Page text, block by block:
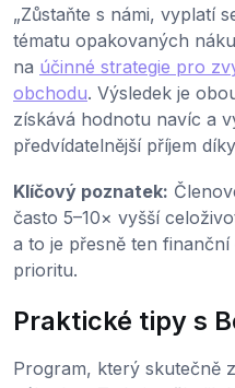
„Zůstaňte s námi, vyplatí
tématu opakovaných
na účinné strategie pro
obchodu. Výsledek je
získává hodnotu navíc a
předvídatelnější příjem
Klíčový poznatek:
často 5–10× vyšší
a to je přesně ten
prioritu.
Praktické tipy s
Program, který skutečně